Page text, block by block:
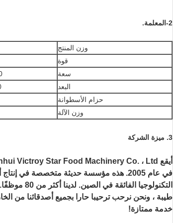
2-المعلمة.
وزن المنتج
قوة
سعة
البعد
حزام الأسطوانة
وزن الآلة
3. ميزة الشركة
في عام 2005. هذه مؤسسة حديثة متخصصة في
طيبة ، ونحن نرحب ترحيبا حارا بجميع أصدقائنا من
خدمة ممتازة!